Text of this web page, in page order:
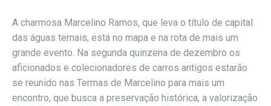
A charmosa Marcelino Ramos, que leva o título de capital
das águas ternais, está no mapa e na rota de mais um
grande evento. Na segunda quinzena de dezembro os
aficionados e colecionadores de carros antigos estarão
se reunido nas Termas de Marcelino para mais um
encontro, que busca a preservação histórica, a valorização